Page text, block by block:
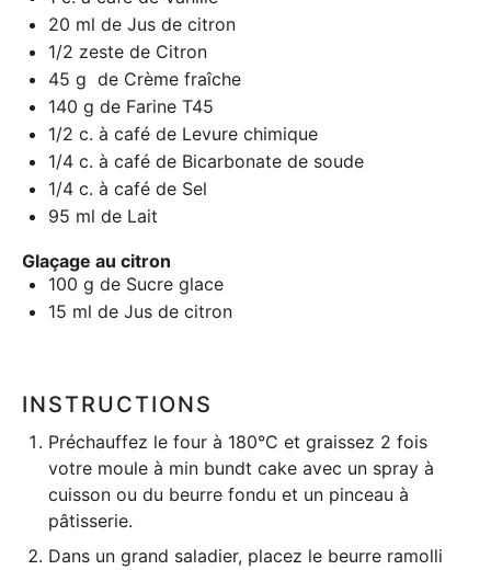
20 ml de Jus de citron
1/2 zeste de Citron
45 g de Crème fraîche
140 g de Farine T45
1/2 c. à café de Levure chimique
1/4 c. à café de Bicarbonate de soude
1/4 c. à café de Sel
95 ml de Lait
Glaçage au citron
100 g de Sucre glace
15 ml de Jus de citron
INSTRUCTIONS
Préchauffez le four à 180°C et graissez 2 fois
votre moule à min bundt cake avec un spray à
cuisson ou du beurre fondu et un pinceau à
pâtisserie.
Dans un grand saladier, placez le beurre ramolli